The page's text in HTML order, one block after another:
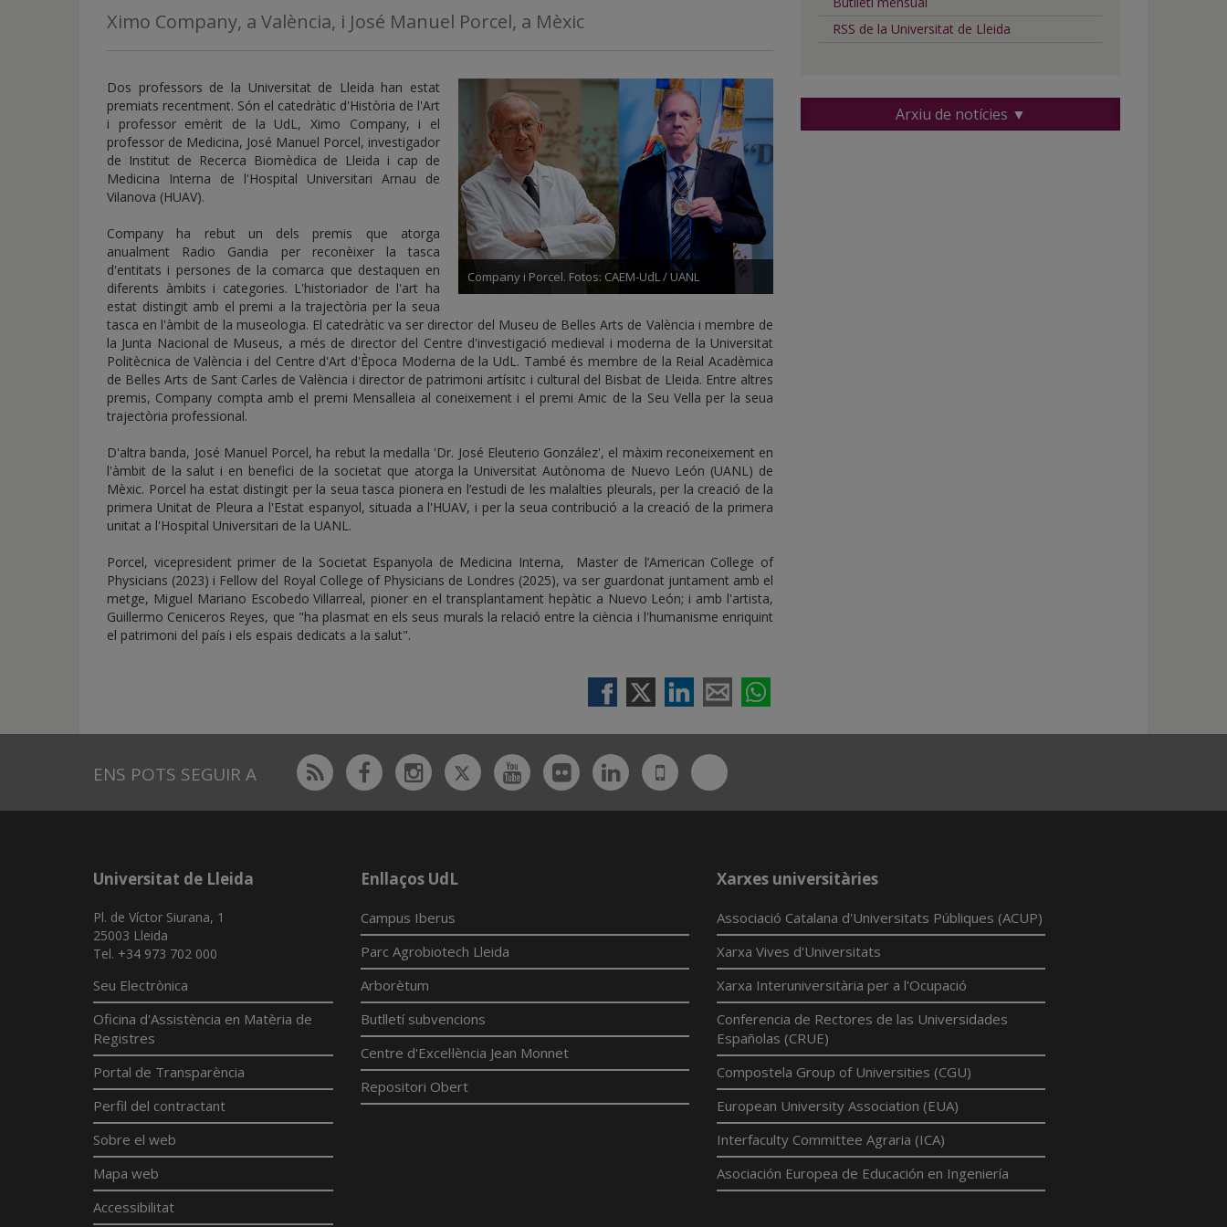
inicio
Ximo Company, a València, i José Manuel Porcel, a Mèxic
Company i Porcel. Fotos: CAEM-UdL / UANL
Dos professors de la Universitat de Lleida han estat
premiats recentment. Són el catedràtic d'Història de l'Art
i professor emèrit de la UdL, Ximo Company, i el
professor de Medicina, José Manuel Porcel, investigador
de Institut de Recerca Biomèdica de Lleida i cap de
Medicina Interna de l'Hospital Universitari Arnau de
Vilanova (HUAV).
Company ha rebut un dels premis que atorga
anualment Radio Gandia per reconèixer la tasca
d'entitats i persones de la comarca que destaquen en
diferents àmbits i categories. L'historiador de l'art ha
estat distingit amb el premi a la trajectòria per la seua
tasca en l'àmbit de la museologia. El catedràtic va ser director del Museu de Belles Arts de València i membre de
la Junta Nacional de Museus, a més de director del Centre d'investigació medieval i moderna de la Universitat
Politècnica de València i del Centre d'Art d'Època Moderna de la UdL. També és membre de la Reial Acadèmica
de Belles Arts de Sant Carles de València i director de patrimoni artísitc i cultural del Bisbat de Lleida. Entre altres
premis, Company compta amb el premi Mensalleia al coneixement i el premi Amic de la Seu Vella per la seua
trajectòria professional.
D'altra banda, José Manuel Porcel, ha rebut la medalla 'Dr. José Eleuterio González', el màxim reconeixement en
l'àmbit de la salut i en benefici de la societat que atorga la Universitat Autònoma de Nuevo León (UANL) de
Mèxic. Porcel ha estat distingit per la seua tasca pionera en l’estudi de les malalties pleurals, per la creació de la
primera Unitat de Pleura a l'Estat espanyol, situada a l'HUAV, i per la seua contribució a la creació de la primera
unitat a l'Hospital Universitari de la UANL.
Porcel, vicepresident primer de la Societat Espanyola de Medicina Interna, Master de l’American College of
Physicians (2023) i Fellow del Royal College of Physicians de Londres (2025), va ser guardonat juntament amb el
metge, Miguel Mariano Escobedo Villarreal, pioner en el transplantament hepàtic a Nuevo León; i amb l'artista,
Guillermo Ceniceros Reyes, que "ha plasmat en els seus murals la relació entre la ciència i l'humanisme enriquint
el patrimoni del país i els espais dedicats a la salut".
RSS de la Universitat de Lleida
Arxiu de notícies ▼
ENS POTS SEGUIR A Rss FacebookInstagram
TwitterYoutubeFlickrLinkedin
UdL
App
Bluesky
Universitat de Lleida
Pl. de Víctor Siurana, 1
25003 Lleida
Tel. +34 973 702 000
Seu Electrònica
Oficina d'Assistència en Matèria de
Registres
Portal de Transparència
Perfil del contractant
Sobre el web
Mapa web
Accessibilitat
Enllaços UdL
Campus Iberus
Parc Agrobiotech Lleida
Arborètum
Butlletí subvencions
Centre d'Excel·lència Jean Monnet
Repositori Obert
Xarxes universitàries
Associació Catalana d'Universitats Públiques (ACUP)
Xarxa Vives d'Universitats
Xarxa Interuniversitària per a l'Ocupació
Conferencia de Rectores de las Universidades
Españolas (CRUE)
Compostela Group of Universities (CGU)
European University Association (EUA)
Interfaculty Committee Agraria (ICA)
Asociación Europea de Educación en Ingeniería